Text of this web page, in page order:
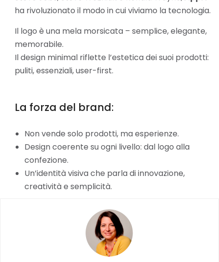
ha rivoluzionato il modo in cui viviamo la tecnologia.
Il logo è una mela morsicata – semplice, elegante,
memorabile.
Il design minimal riflette l’estetica dei suoi prodotti:
puliti, essenziali, user-first.
La forza del brand:
Non vende solo prodotti, ma esperienze.
Design coerente su ogni livello: dal logo alla
confezione.
Un’identità visiva che parla di innovazione,
creatività e semplicità.